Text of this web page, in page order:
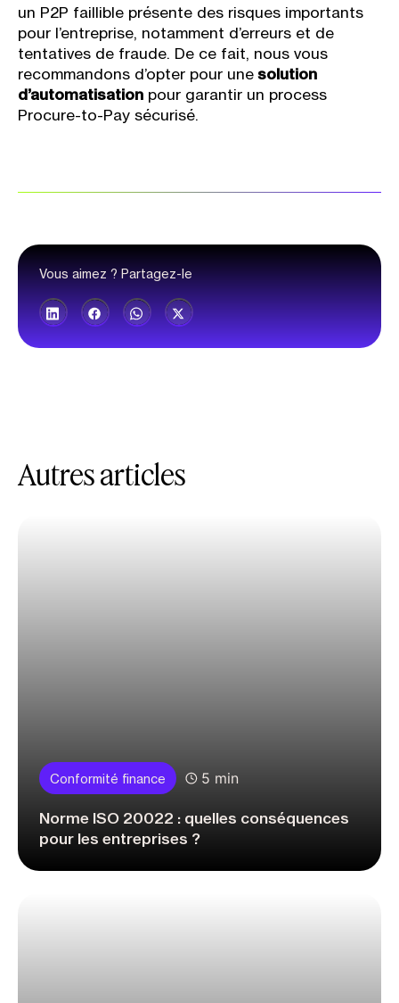
Vous aimez ? Partagez-le
un P2P faillible présente des risques importants
pour l’entreprise, notamment d’erreurs et de
tentatives de fraude. De ce fait, nous vous
recommandons d’opter pour une solution
d’automatisation pour garantir un process
Procure-to-Pay sécurisé.
Autres articles
Conformité finance 5 min
Norme ISO 20022 : quelles conséquences
pour les entreprises ?